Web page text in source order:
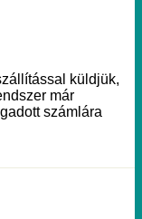
küldjük,
már
számlára